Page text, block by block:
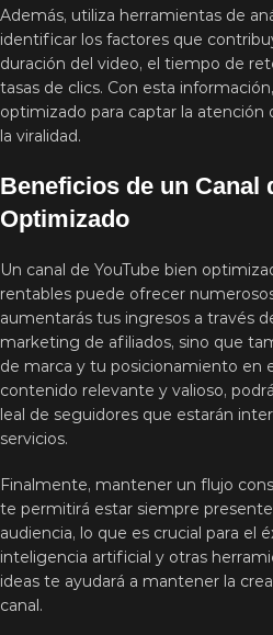
Además, utiliza herramientas de
identificar los factores que
duración del video, el tiempo de
tasas de clics. Con esta
optimizado para captar la
la viralidad.
Beneficios de un Canal
Optimizado
Un canal de YouTube bien
rentables puede ofrecer
aumentarás tus ingresos a través
marketing de afiliados, sino que
de marca y tu posicionamiento en
contenido relevante y valioso,
leal de seguidores que estarán
servicios.
Finalmente, mantener un flujo
te permitirá estar siempre
audiencia, lo que es crucial para el
inteligencia artificial y otras
ideas te ayudará a mantener la
canal.